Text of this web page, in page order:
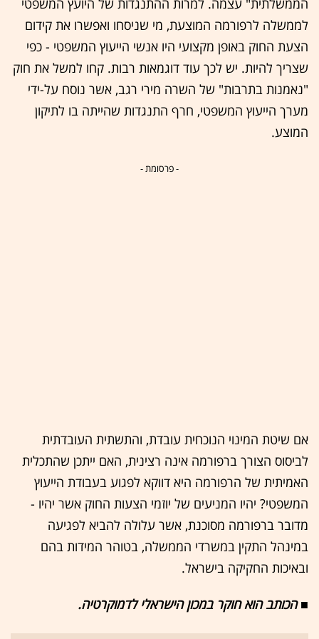
הממשלתית" עצמה. למרות ההתנגדות של היועץ המשפטי
לממשלה לרפורמה המוצעת, מי שניסחו ואפשרו את קידום
הצעת החוק באופן מקצועי היו אנשי הייעוץ המשפטי - כפי
שצריך להיות. יש לכך עוד דוגמאות רבות. קחו למשל את חוק
"נאמנות בתרבות" של השרה מירי רגב, אשר נוסח על-ידי
מערך הייעוץ המשפטי, חרף התנגדות שהייתה בו לתיקון
המוצע.
- פרסומת -
אם שיטת המינוי הנוכחית עובדת, והתשתית העובדתית
לביסוס הצורך ברפורמה אינה רצינית, האם ייתכן שהתכלית
האמיתית של הרפורמה היא דווקא לפגוע בעבודת הייעוץ
המשפטי? יהיו המניעים של יוזמי הצעות החוק אשר יהיו -
מדובר ברפורמה מסוכנת, אשר עלולה להביא לפגיעה
במינהל התקין במשרדי הממשלה, בטוהר המידות בהם
ובאיכות החקיקה בישראל.
■ הכותב הוא חוקר במכון הישראלי לדמוקרטיה.